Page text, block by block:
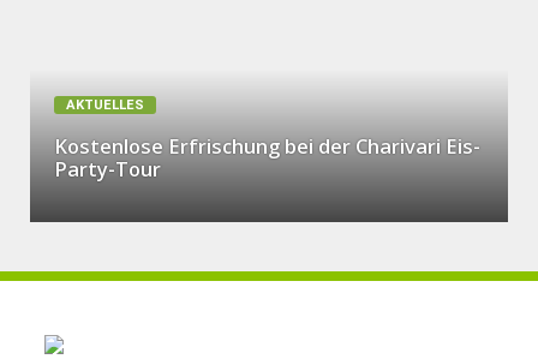
AKTUELLES
Kostenlose Erfrischung bei der Charivari Eis-
Party-Tour